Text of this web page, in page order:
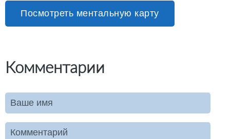
Посмотреть ментальную карту
Комментарии
Ваше имя
Комментарий